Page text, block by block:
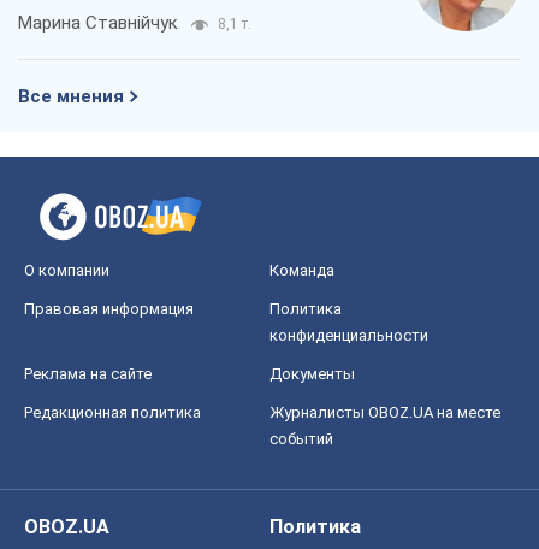
Марина Ставнійчук 8,1 т.
Все мнения
О компании Команда
Правовая информация
Политика
конфиденциальности
Реклама на сайте Документы
Редакционная политика
Журналисты OBOZ.UA на месте
событий
OBOZ.UA
Политика